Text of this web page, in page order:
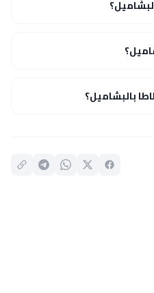
بالبشاميل؟